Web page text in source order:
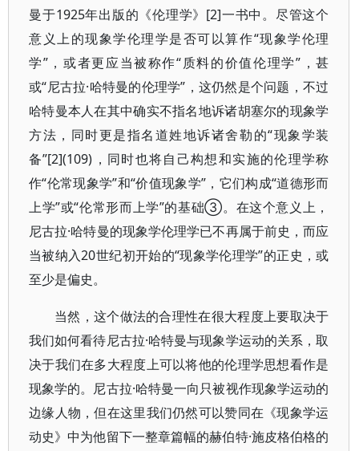
曼于1925年出版的《伦理学》[2]一书中。尽管这个
意义上的现象学伦理学是否可以算作“现象学伦理
学”，或者更应当被称作“质料的价值伦理学”，甚
或“尼古拉·哈特曼的伦理学”，这仍然是个问题，不过
哈特曼本人在其中确实不指名地诉诸胡塞尔的现象学
方法，同时更是指名道姓地诉诸舍勒的“现象学装
备”[2](109)，同时也将自己构想和实施的伦理学称
作“伦常现象学”和“价值现象学”，它们构成“道德形而
上学”或“伦常形而上学”的基础③。在这个意义上，
尼古拉·哈特曼的现象学伦理学已不再属于前史，而应
当被纳入20世纪初开始的“现象学伦理学”的正史，或
至少是偏史。
当然，这个做法的合理性在很大程度上要取决于
我们如何看待尼古拉·哈特曼与现象学运动的关系，取
决于我们在多大程度上可以将他的伦理学思想看作是
现象学的。尼古拉·哈特曼一向只被视作现象学运动的
边缘人物，但在这里我们仍然可以赞同在《现象学运
动史》中为他留下一整章篇幅的赫伯特·施皮格伯格的